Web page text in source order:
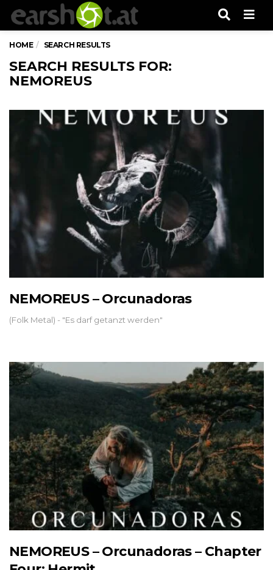
HOME SEARCH RESULTS
SEARCH RESULTS FOR:
NEMOREUS
NEMOREUS – Orcunadoras
(Folk Metal) - "Es darf getanzt werden"
NEMOREUS – Orcunadoras – Chapter